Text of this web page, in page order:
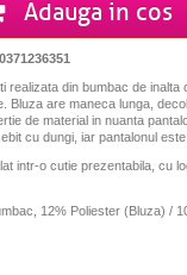
Adauga in cos
0371236351
realizata din bumbac de inalta
Bluza are maneca lunga,
de material in nuanta
cu dungi, iar pantalonul este
intr-o cutie prezentabila, cu
12% Poliester (Bluza) /